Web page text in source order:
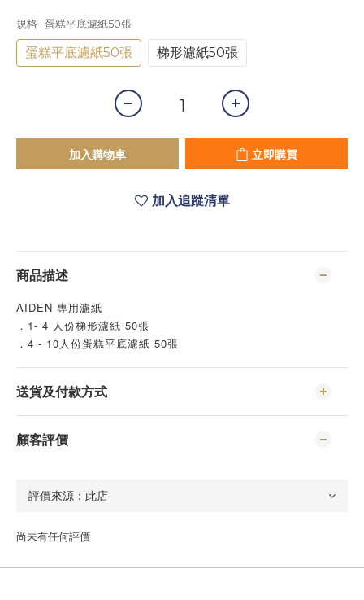
規格 : 蛋糕平底濾紙50張
蛋糕平底濾紙50張 梯形濾紙50張
加入購物車 立即購買
加入追蹤清單
商品描述
AIDEN 專用濾紙
．1- 4 人份梯形濾紙 50張
．4 - 10人份蛋糕平底濾紙 50張
送貨及付款方式
顧客評價
尚未有任何評價